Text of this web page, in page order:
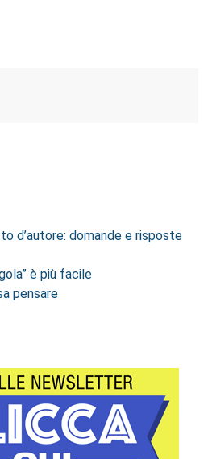
d’autore: domande e risposte
è più facile
pensare